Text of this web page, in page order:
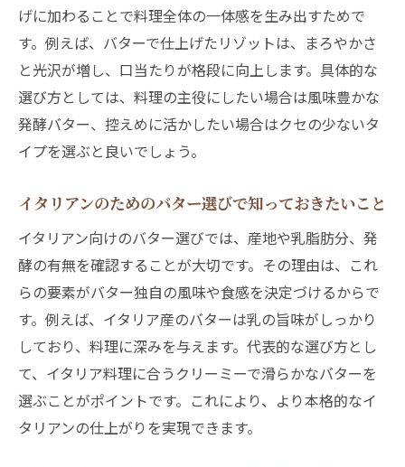
バターとイタリアのオリーブが織りなす味
の秘密
イタリアンに欠かせないバターと気候の相
乗効果
イタリアン料理の奥深さを気候とバターで
考える
げに加わることで料理全体の一体感を生み出すためで
す。例えば、バターで仕上げたリゾットは、まろやかさ
と光沢が増し、口当たりが格段に向上します。具体的な
選び方としては、料理の主役にしたい場合は風味豊かな
発酵バター、控えめに活かしたい場合はクセの少ないタ
イプを選ぶと良いでしょう。
イタリアンのためのバター選びで知っておきたいこと
イタリアン向けのバター選びでは、産地や乳脂肪分、発
酵の有無を確認することが大切です。その理由は、これ
らの要素がバター独自の風味や食感を決定づけるからで
す。例えば、イタリア産のバターは乳の旨味がしっかり
しており、料理に深みを与えます。代表的な選び方とし
て、イタリア料理に合うクリーミーで滑らかなバターを
選ぶことがポイントです。これにより、より本格的なイ
タリアンの仕上がりを実現できます。